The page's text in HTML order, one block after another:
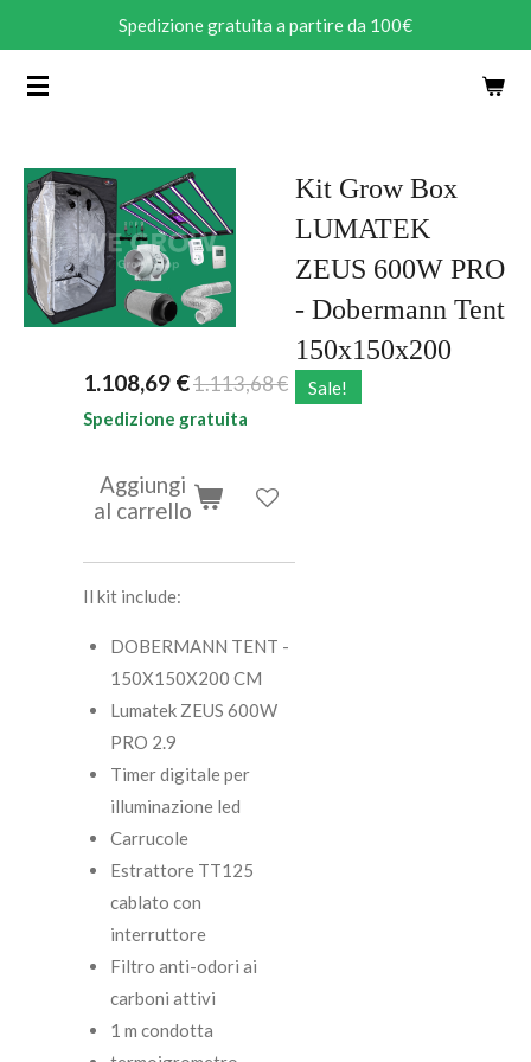
contenuto
Spedizione gratuita a partire da 100€
Kit Grow Box
LUMATEK
ZEUS 600W PRO
- Dobermann Tent
150x150x200
Sale!
1.108,69 €1.113,68 €
Spedizione gratuita
Aggiungi
al carrello
Il kit include:
DOBERMANN TENT -
150X150X200 CM
Lumatek ZEUS 600W
PRO 2.9
Timer digitale per
illuminazione led
Carrucole
Estrattore TT125
cablato con
interruttore
Filtro anti-odori ai
carboni attivi
1 m condotta